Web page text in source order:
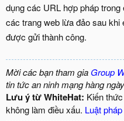
dụng các URL hợp pháp
các trang web lừa đảo sau
được gửi thành công.
Mời các bạn tham gia Group
tin tức an ninh mạng hàng
Lưu ý từ WhiteHat: Kiến
không làm điều xấu. Luật